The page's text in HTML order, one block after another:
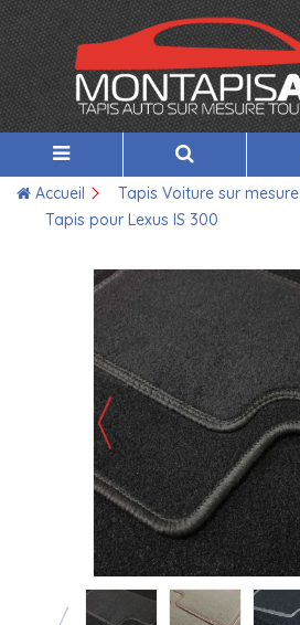
Accueil Tapis Voiture sur mesure
Tapis pour Lexus IS 300